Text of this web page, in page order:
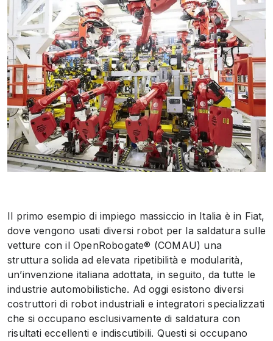
Il primo esempio di impiego massiccio in Italia è in Fiat,
dove vengono usati diversi robot per la saldatura sulle
vetture con il OpenRobogate® (COMAU) una
struttura solida ad elevata ripetibilità e modularità,
un’invenzione italiana adottata, in seguito, da tutte le
industrie automobilistiche. Ad oggi esistono diversi
costruttori di robot industriali e integratori specializzati
che si occupano esclusivamente di saldatura con
risultati eccellenti e indiscutibili. Questi si occupano